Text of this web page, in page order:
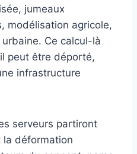
jumeaux
modélisation agricole,
Ce calcul-là
peut être déporté,
infrastructure
serveurs partiront
la déformation